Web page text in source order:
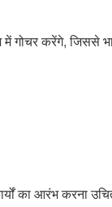
में गोचर करेंगे, जिससे
का आरंभ करना